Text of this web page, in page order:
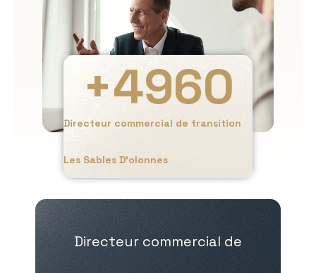
Directeur commercial de transition
Les Sables D’olonnes
+4960
Directeur commercial de